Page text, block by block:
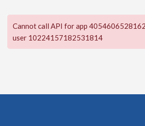
Cannot call API for app
user 10224157182531814